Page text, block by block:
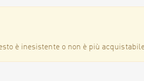
è inesistente o non è più